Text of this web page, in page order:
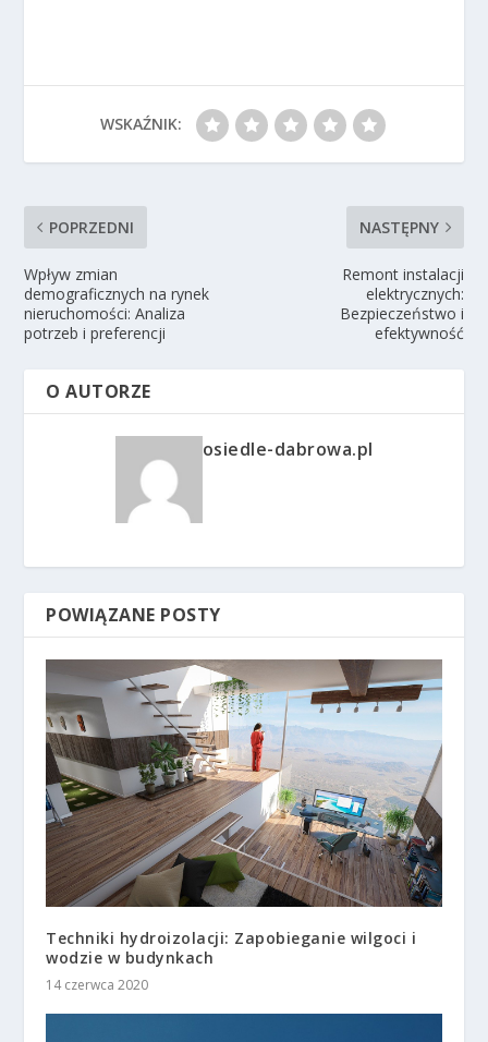
WSKAŹNIK:
POPRZEDNI
Wpływ zmian
demograficznych na rynek
nieruchomości: Analiza
potrzeb i preferencji
NASTĘPNY
Remont instalacji
elektrycznych:
Bezpieczeństwo i
efektywność
O AUTORZE
osiedle-dabrowa.pl
POWIĄZANE POSTY
Techniki hydroizolacji: Zapobieganie wilgoci i
wodzie w budynkach
14 czerwca 2020